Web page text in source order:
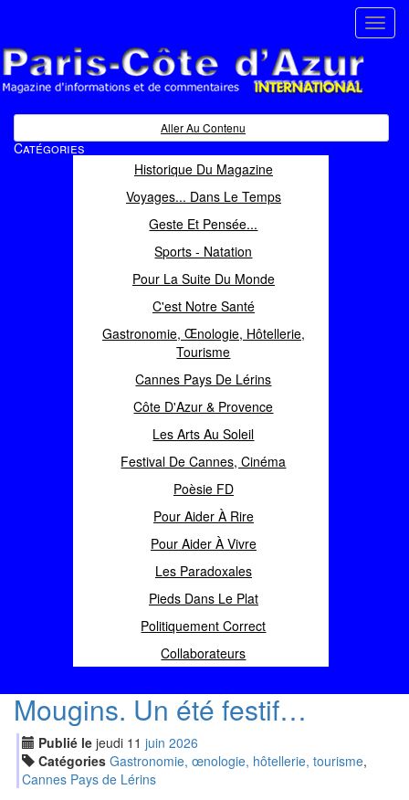
Magazine d'informations et de commentaires
Aller Au Contenu
Catégories
Historique Du Magazine
Voyages... Dans Le Temps
Geste Et Pensée...
Sports - Natation
Pour La Suite Du Monde
C'est Notre Santé
Gastronomie, Œnologie, Hôtellerie,
Tourisme
Cannes Pays De Lérins
Côte D'Azur & Provence
Les Arts Au Soleil
Festival De Cannes, Cinéma
Poèsie FD
Pour Aider À Rire
Pour Aider À Vivre
Les Paradoxales
Pieds Dans Le Plat
Politiquement Correct
Collaborateurs
Mougins. Un été festif…
Publié le jeudi 11 juin 2026
Catégories Gastronomie, œnologie, hôtellerie, tourisme,
Cannes Pays de Lérins